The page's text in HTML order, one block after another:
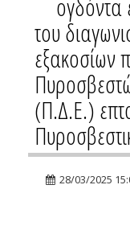
ογδόντα
του
εξακοσίων
(Π.Δ.Ε.)
28/03/2025